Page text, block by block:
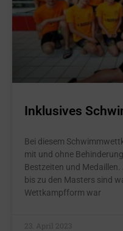
Inklusives
Bei diesem
mit und ohne
Bestzeiten und
bis zu den Masters sind
Wettkampfform war
23. April 2023